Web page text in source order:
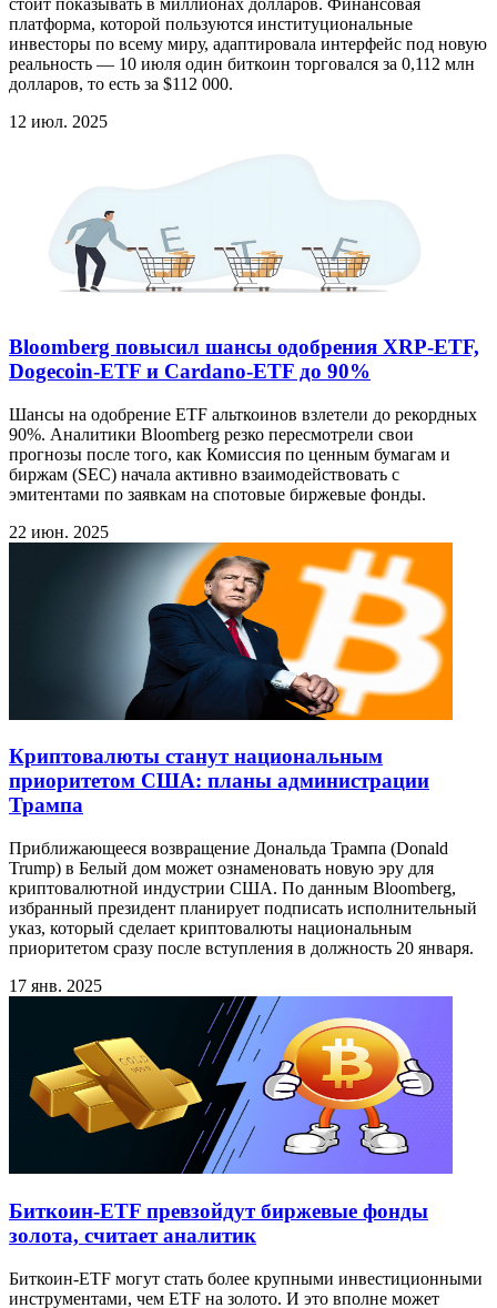
стоит показывать в миллионах долларов. Финансовая
платформа, которой пользуются институциональные
инвесторы по всему миру, адаптировала интерфейс под новую
реальность — 10 июля один биткоин торговался за 0,112 млн
долларов, то есть за $112 000.
12 июл. 2025
Bloomberg повысил шансы одобрения XRP-ETF,
Dogecoin-ETF и Cardano-ETF до 90%
Шансы на одобрение ETF альткоинов взлетели до рекордных
90%. Аналитики Bloomberg резко пересмотрели свои
прогнозы после того, как Комиссия по ценным бумагам и
биржам (SEC) начала активно взаимодействовать с
эмитентами по заявкам на спотовые биржевые фонды.
22 июн. 2025
Криптовалюты станут национальным
приоритетом США: планы администрации
Трампа
Приближающееся возвращение Дональда Трампа (Donald
Trump) в Белый дом может ознаменовать новую эру для
криптовалютной индустрии США. По данным Bloomberg,
избранный президент планирует подписать исполнительный
указ, который сделает криптовалюты национальным
приоритетом сразу после вступления в должность 20 января.
17 янв. 2025
Биткоин-ETF превзойдут биржевые фонды
золота, считает аналитик
Биткоин-ETF могут стать более крупными инвестиционными
инструментами, чем ETF на золото. И это вполне может